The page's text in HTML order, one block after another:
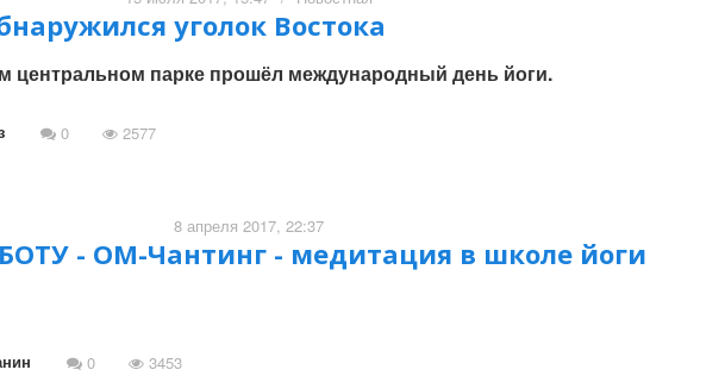
уголок Востока
центральном парке прошёл международный день йоги.
0 2577
8 апреля 2017, 22:37
- ОМ-Чантинг - медитация в школе йоги
0 3453